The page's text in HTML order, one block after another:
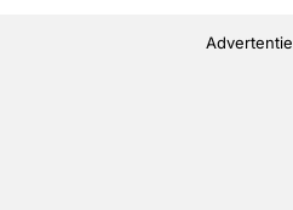
Advertentie